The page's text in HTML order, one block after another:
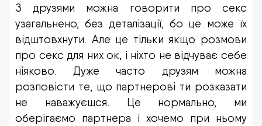
З друзями можна говорити про секс
узагальнено, без деталізації, бо це може їх
відштовхнути. Але це тільки якщо розмови
про секс для них ок, і ніхто не відчуває себе
ніяково. Дуже часто друзям можна
розповісти те, що партнерові ти розказати
не наважуєшся. Це нормально, ми
оберігаємо партнера і хочемо при ньому